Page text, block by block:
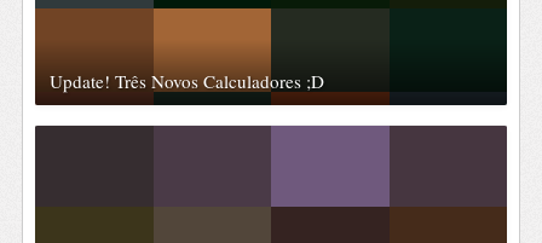
Update! Três Novos Calculadores ;D